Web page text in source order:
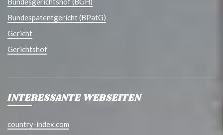
Bundespatentgericht (BPatG)
Gericht
Gerichtshof
INTERESSANTE WEBSEITEN
country-index.com